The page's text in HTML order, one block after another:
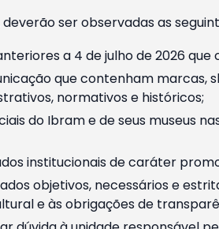
ser observadas as
a 4 de julho de 2026
que contenham marcas,
normativos e históricos;
do Ibram e de seus museus
institucionais de caráter
objetivos, necessários e
e às obrigações de